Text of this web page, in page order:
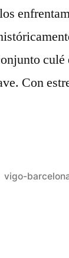
culé
Con
Publicado
vigo-